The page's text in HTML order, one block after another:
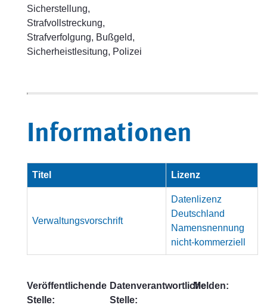
Sicherstellung,
Strafvollstreckung,
Strafverfolgung, Bußgeld,
Sicherheistlesitung, Polizei
Informationen
Titel Lizenz
Verwaltungsvorschrift
Datenlizenz
Deutschland
Namensnennung
nicht-kommerziell
Veröffentlichende
Stelle:
Datenverantwortliche
Stelle:
Melden: